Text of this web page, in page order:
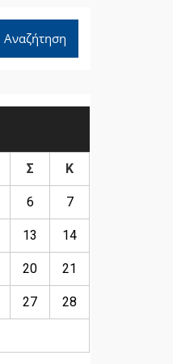
Σ Κ
6 7
13 14
20 21
27 28